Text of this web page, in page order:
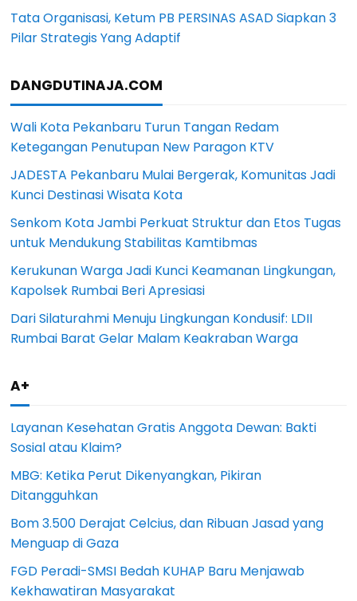
Tata Organisasi, Ketum PB PERSINAS ASAD Siapkan 3
Pilar Strategis Yang Adaptif
DANGDUTINAJA.COM
Wali Kota Pekanbaru Turun Tangan Redam
Ketegangan Penutupan New Paragon KTV
JADESTA Pekanbaru Mulai Bergerak, Komunitas Jadi
Kunci Destinasi Wisata Kota
Senkom Kota Jambi Perkuat Struktur dan Etos Tugas
untuk Mendukung Stabilitas Kamtibmas
Kerukunan Warga Jadi Kunci Keamanan Lingkungan,
Kapolsek Rumbai Beri Apresiasi
Dari Silaturahmi Menuju Lingkungan Kondusif: LDII
Rumbai Barat Gelar Malam Keakraban Warga
A+
Layanan Kesehatan Gratis Anggota Dewan: Bakti
Sosial atau Klaim?
MBG: Ketika Perut Dikenyangkan, Pikiran
Ditangguhkan
Bom 3.500 Derajat Celcius, dan Ribuan Jasad yang
Menguap di Gaza
FGD Peradi-SMSI Bedah KUHAP Baru Menjawab
Kekhawatiran Masyarakat